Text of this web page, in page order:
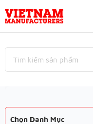
Chọn Danh Mục